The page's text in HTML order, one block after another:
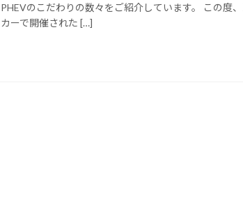
PHEVのこだわりの数々をご紹介しています。 この度
カーで開催された […]